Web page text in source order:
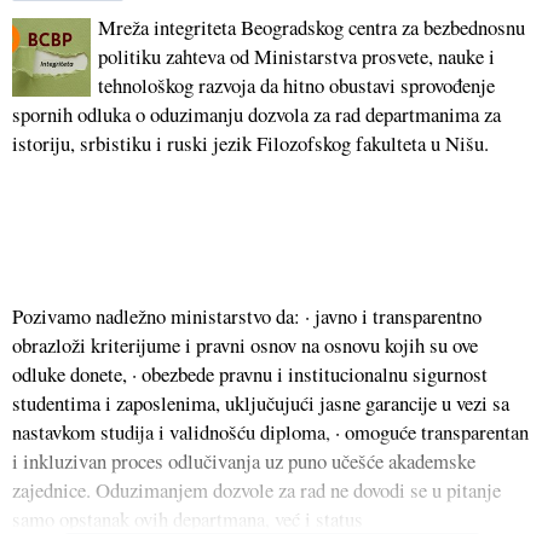
Mreža integriteta Beogradskog centra za bezbednosnu
politiku zahteva od Ministarstva prosvete, nauke i
tehnološkog razvoja da hitno obustavi sprovođenje
spornih odluka o oduzimanju dozvola za rad departmanima za
istoriju, srbistiku i ruski jezik Filozofskog fakulteta u Nišu.
Pozivamo nadležno ministarstvo da: · javno i transparentno
obrazloži kriterijume i pravni osnov na osnovu kojih su ove
odluke donete, · obezbede pravnu i institucionalnu sigurnost
studentima i zaposlenima, uključujući jasne garancije u vezi sa
nastavkom studija i validnošću diploma, · omoguće transparentan
i inkluzivan proces odlučivanja uz puno učešće akademske
zajednice. Oduzimanjem dozvole za rad ne dovodi se u pitanje
samo opstanak ovih departmana, već i status